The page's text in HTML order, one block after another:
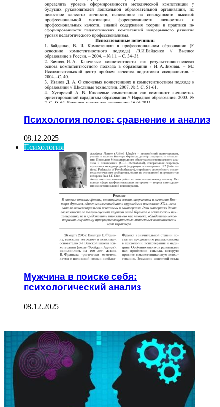
Психология полов: сравнение и анализ
08.12.2025
Психология
Мужчина в поиске себя:
психологический анализ
08.12.2025